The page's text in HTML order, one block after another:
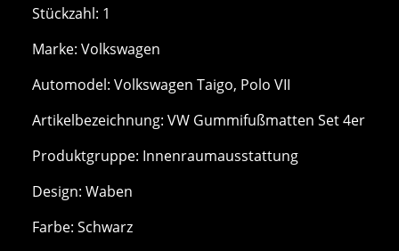
Stückzahl: 1
Marke: Volkswagen
Automodel: Volkswagen Taigo, Polo VII
Artikelbezeichnung: VW Gummifußmatten Set 4er
Produktgruppe: Innenraumausstattung
Design: Waben
Farbe: Schwarz